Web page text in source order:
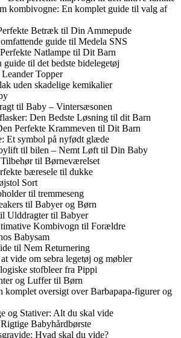
kombivogne: En komplet guide til valg af
Betræk til Din Ammepude
guide til Medela SNS
Natlampe til Dit Barn
til det bedste bidelegetøj
Topper
uden skadelige kemikalier
til Baby – Vintersæsonen
Den Bedste Løsning til dit Barn
Perfekte Krammeven til Dit Barn
Et symbol på nyfødt glæde
til bilen – Nemt Løft til Din Baby
til Børneværelset
bæresele til dukke
Sort
til tremmeseng
til Babyer og Børn
Ulddragter til Babyer
Kombivogn til Forældre
Babysam
til Nem Returnering
vide om sebra legetøj og møbler
stofbleer fra Pippi
og Luffer til Børn
komplet oversigt over Barbapapa-figurer og
og Stativer: Alt du skal vide
Babyhårdbørste
Hvad skal du vide?